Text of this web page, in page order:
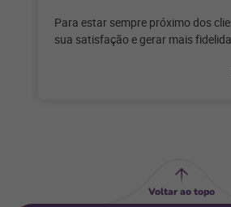
Para estar sempre próximo dos
sua satisfação e gerar mais
Voltar ao topo